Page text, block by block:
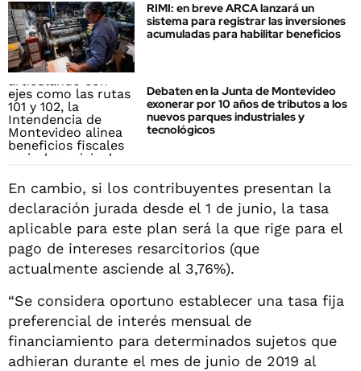
RIMI: en breve ARCA lanzará un
sistema para registrar las inversiones
acumuladas para habilitar beneficios
Debaten en la Junta de Montevideo
exonerar por 10 años de tributos a los
nuevos parques industriales y
tecnológicos
En cambio, si los contribuyentes presentan la
declaración jurada desde el 1 de junio, la tasa
aplicable para este plan será la que rige para el
pago de intereses resarcitorios (que
actualmente asciende al 3,76%).
“Se considera oportuno establecer una tasa fija
preferencial de interés mensual de
financiamiento para determinados sujetos que
adhieran durante el mes de junio de 2019 al